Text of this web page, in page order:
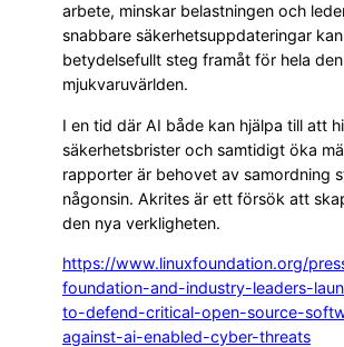
arbete, minskar belastningen och
snabbare säkerhetsuppdateringar
betydelsefullt steg framåt för hela
mjukvaruvärlden.
I en tid där AI både kan hjälpa till att
säkerhetsbrister och samtidigt öka
rapporter är behovet av samordning
någonsin. Akrites är ett försök att
den nya verkligheten.
https://www.linuxfoundation.org/
foundation-and-industry-leaders-
to-defend-critical-open-source-
against-ai-enabled-cyber-threats